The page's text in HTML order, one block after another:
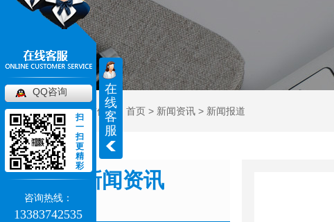
当前位置： 首页 > 新闻资讯 > 新闻报道
新闻资讯
NEWS
在
线
客
服
QQ咨询
扫
一
扫
更
精
彩
咨询热线：
13383742535